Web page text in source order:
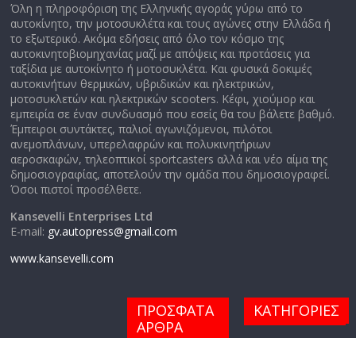
Όλη η πληροφόριση της Ελληνικής αγοράς γύρω από το
αυτοκίνητο, την μοτοσυκλέτα και τους αγώνες στην Ελλάδα ή
το εξωτερικό. Ακόμα εδήσεις από όλο τον κόσμο της
αυτοκινητοβιομηχανίας μαζί με απόψεις και προτάσεις για
ταξίδια με αυτοκίνητο ή μοτοσυκλέτα. Και φυσικά δοκιμές
αυτοκινήτων θερμικών, υβριδικών και ηλεκτρικών,
μοτοσυκλετών και ηλεκτρικών scooters. Κέφι, χιούμορ και
εμπειρία σε έναν συνδυασμό που εσείς θα του βάλετε βαθμό.
Έμπειροι συντάκτες, παλιοί αγωνιζόμενοι, πιλότοι
ανεμοπλάνων, υπερελαφρών και πολυκινητήριων
αεροσκαφών, τηλεοπτικοί sportcasters αλλά και νέο αίμα της
δημοσιογραφίας, αποτελούν την ομάδα που δημοσιογραφεί.
Όσοι πιστοί προσέλθετε.
Kansevelli Enterprises Ltd
E-mail: gv.autopress@gmail.com
www.kansevelli.com
ΠΡΟΣΦΑΤΑ
ΑΡΘΡΑ
ΚΑΤΗΓΟΡΙΕΣ